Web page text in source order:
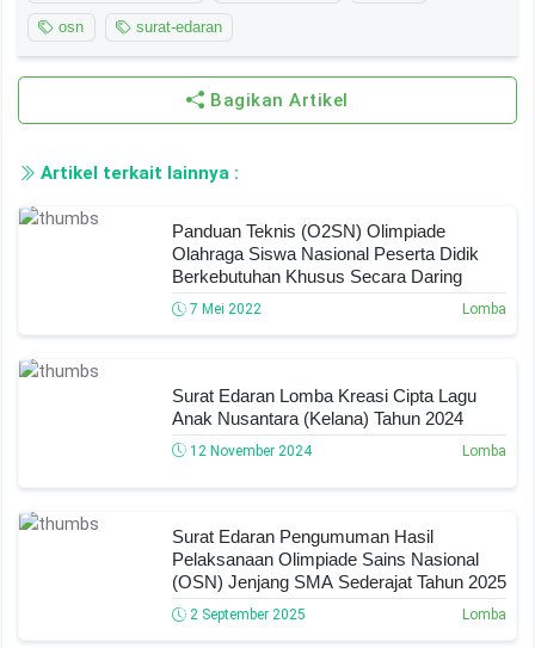
osn surat-edaran
Bagikan Artikel
Artikel terkait lainnya :
Panduan Teknis (O2SN) Olimpiade
Olahraga Siswa Nasional Peserta Didik
Berkebutuhan Khusus Secara Daring
7 Mei 2022 Lomba
Surat Edaran Lomba Kreasi Cipta Lagu
Anak Nusantara (Kelana) Tahun 2024
12 November 2024 Lomba
Surat Edaran Pengumuman Hasil
Pelaksanaan Olimpiade Sains Nasional
(OSN) Jenjang SMA Sederajat Tahun 2025
2 September 2025 Lomba